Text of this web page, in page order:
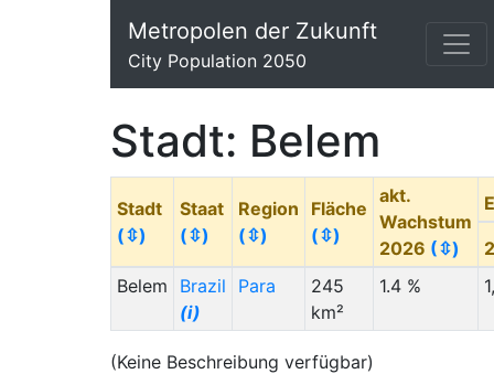
Metropolen der Zukunft
City Population 2050
Stadt: Belem
Stadt
(⇳)
Staat
(⇳)
Region
(⇳)
Fläche
(⇳)
akt.
Wachstum
2026 (⇳)
Belem
Brazil
(i)
Para
245
km²
1.4 %
(Keine Beschreibung verfügbar)